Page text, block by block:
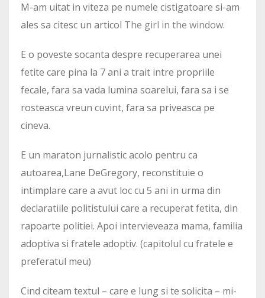
M-am uitat in viteza pe numele cistigatoare si-am
ales sa citesc un articol The girl in the window.
E o poveste socanta despre recuperarea unei
fetite care pina la 7 ani a trait intre propriile
fecale, fara sa vada lumina soarelui, fara sa i se
rosteasca vreun cuvint, fara sa priveasca pe
cineva.
E un maraton jurnalistic acolo pentru ca
autoarea,Lane DeGregory, reconstituie o
intimplare care a avut loc cu 5 ani in urma din
declaratiile politistului care a recuperat fetita, din
rapoarte politiei. Apoi intervieveaza mama, familia
adoptiva si fratele adoptiv. (capitolul cu fratele e
preferatul meu)
Cind citeam textul – care e lung si te solicita – mi-